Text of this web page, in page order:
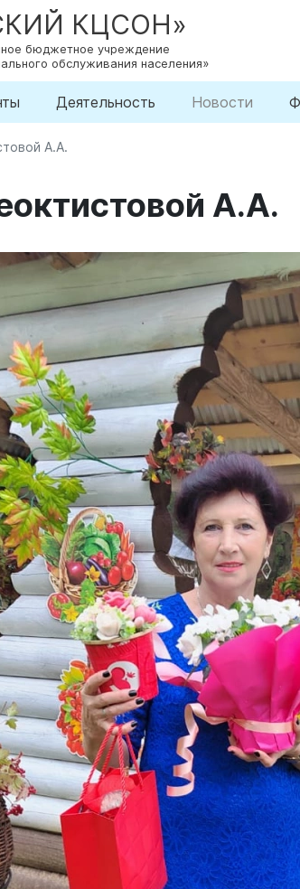
КЦСОН»
бюджетное учреждение
обслуживания населения»
Деятельность Новости
А.А.
А.А.